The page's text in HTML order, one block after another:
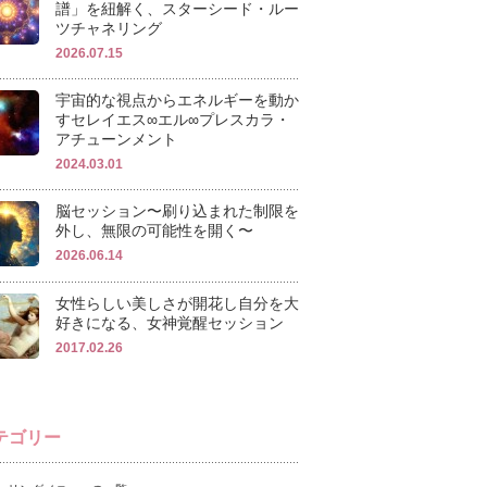
譜」を紐解く、スターシード・ルー
ツチャネリング
2026.07.15
宇宙的な視点からエネルギーを動か
すセレイエス∞エル∞プレスカラ・
アチューンメント
2024.03.01
脳セッション〜刷り込まれた制限を
外し、無限の可能性を開く〜
2026.06.14
女性らしい美しさが開花し自分を大
好きになる、女神覚醒セッション
2017.02.26
ゴリー